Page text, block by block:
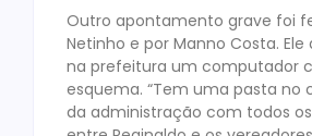
Outro apontamento grave foi
Netinho e por Manno Costa. Ele
na prefeitura um computador
esquema. “Tem uma pasta no
da administração com todos